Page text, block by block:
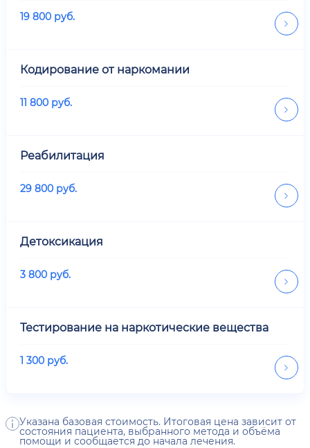
19 800 руб.
Кодирование от наркомании
11 800 руб.
Реабилитация
29 800 руб.
Детоксикация
3 800 руб.
Тестирование на наркотические вещества
1 300 руб.
Указана базовая стоимость. Итоговая цена зависит от
состояния пациента, выбранного метода и объёма
помощи и сообщается до начала лечения.